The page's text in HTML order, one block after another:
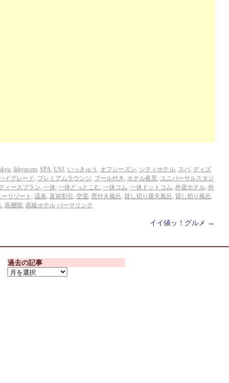
, ikkyucom, SPA, USJ, いっきゅう , オフシーズン, シティホテル, スパ, ディズ
イグレード, プレミアムラウンジ, プール付き , ホテル夜景, ユニバーサルスタジ
ィースプラン, 一休, 一休どっとこむ, 一休コム, 一休ドットコム, 外資ホテル, 外
リゾート , 温泉, 直前割引 , 空室, 窓付き風呂 , 貸し切り露天風呂 , 貸し切り風呂 ,
, 高層階, 高級ホテル パーマリンク
イイ値ッ！グルメ →
過去の記事